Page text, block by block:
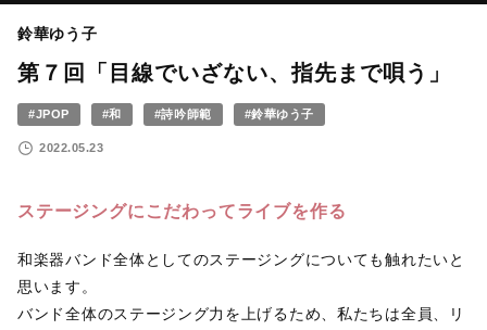
鈴華ゆう子
第７回「目線でいざない、指先まで唄う」
#JPOP #和 #詩吟師範 #鈴華ゆう子
2022.05.23
ステージングにこだわってライブを作る
和楽器バンド全体としてのステージングについても触れたいと
思います。
バンド全体のステージング力を上げるため、私たちは全員、リ